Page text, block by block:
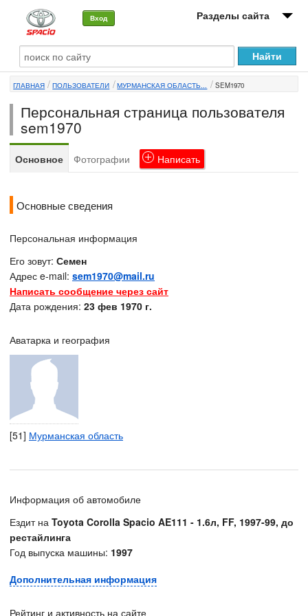
Вход Разделы сайта
О машине
Автоклуб
Форумы
Сервисы и услуги
ГЛАВНАЯ ПОЛЬЗОВАТЕЛИ МУРМАНСКАЯ ОБЛАСТЬ... SEM1970
Персональная страница пользователя
sem1970
Основное Фотографии Написать
Основные сведения
Персональная информация
Его зовут: Семен
Адрес e-mail: sem1970@mail.ru
Написать сообщение через сайт
Дата рождения: 23 фев 1970 г.
Аватарка и география
[51] Мурманская область
Информация об автомобиле
Ездит на Toyota Corolla Spacio AE111 - 1.6л, FF, 1997-99, до
рестайлинга
Год выпуска машины: 1997
Дополнительная информация
Рейтинг и активность на сайте